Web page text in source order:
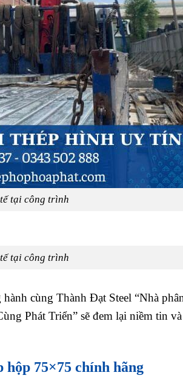
tại công trình
tại công trình
cùng Thành Đạt Steel “Nhà
Phát Triển” sẽ đem lại niềm tin
75×75 chính hãng